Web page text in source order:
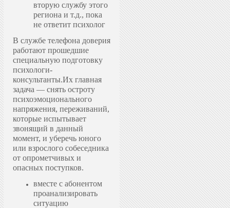
вторую службу этого
региона и т.д., пока
не ответит психолог
В службе телефона доверия
работают прошедшие
специальную подготовку
психологи-
консультанты.Их главная
задача — снять остроту
психоэмоционального
напряжения, переживаний,
которые испытывает
звонящий в данный
момент, и уберечь юного
или взрослого собеседника
от опрометчивых и
опасных поступков.
вместе с абонентом
проанализировать
ситуацию